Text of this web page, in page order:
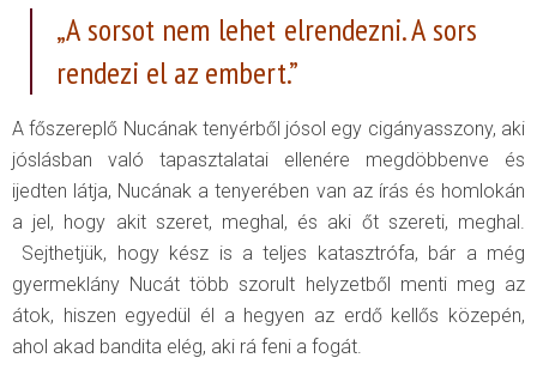
„A sorsot nem lehet elrendezni. A sors
rendezi el az embert.”
A főszereplő Nucának tenyérből jósol egy cigányasszony, aki
jóslásban való tapasztalatai ellenére megdöbbenve és
ijedten látja, Nucának a tenyerében van az írás és homlokán
a jel, hogy akit szeret, meghal, és aki őt szereti, meghal.
Sejthetjük, hogy kész is a teljes katasztrófa, bár a még
gyermeklány Nucát több szorult helyzetből menti meg az
átok, hiszen egyedül él a hegyen az erdő kellős közepén,
ahol akad bandita elég, aki rá feni a fogát.